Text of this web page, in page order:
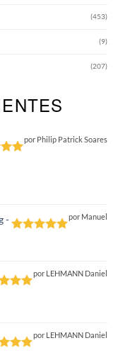
(453)
(9)
(207)
por Philip Patrick Soares
-
por Manuel
por LEHMANN Daniel
por LEHMANN Daniel